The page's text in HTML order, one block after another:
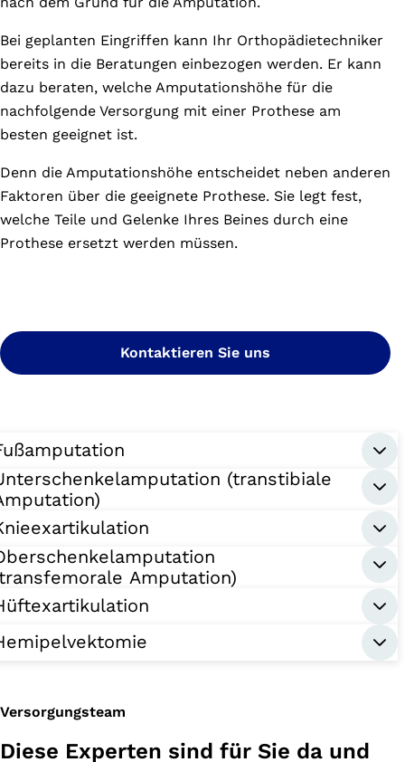
Bei geplanten Eingriffen kann Ihr Orthopädietechniker
bereits in die Beratungen einbezogen werden. Er kann
dazu beraten, welche Amputationshöhe für die
nachfolgende Versorgung mit einer Prothese am
besten geeignet ist.
Denn die Amputationshöhe entscheidet neben anderen
Faktoren über die geeignete Prothese. Sie legt fest,
welche Teile und Gelenke Ihres Beines durch eine
Prothese ersetzt werden müssen.
Kontaktieren Sie uns
(transtibiale
Amputation)
Versorgungsteam
Diese Experten sind für Sie da und